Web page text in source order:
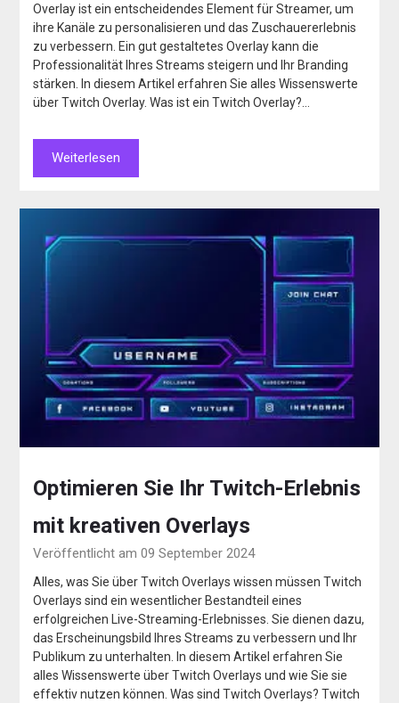
Overlay ist ein entscheidendes Element für Streamer, um
ihre Kanäle zu personalisieren und das Zuschauererlebnis
zu verbessern. Ein gut gestaltetes Overlay kann die
Professionalität Ihres Streams steigern und Ihr Branding
stärken. In diesem Artikel erfahren Sie alles Wissenswerte
über Twitch Overlay. Was ist ein Twitch Overlay?…
Weiterlesen
Optimieren Sie Ihr Twitch-Erlebnis
mit kreativen Overlays
Veröffentlicht am 09 September 2024
Alles, was Sie über Twitch Overlays wissen müssen Twitch
Overlays sind ein wesentlicher Bestandteil eines
erfolgreichen Live-Streaming-Erlebnisses. Sie dienen dazu,
das Erscheinungsbild Ihres Streams zu verbessern und Ihr
Publikum zu unterhalten. In diesem Artikel erfahren Sie
alles Wissenswerte über Twitch Overlays und wie Sie sie
effektiv nutzen können. Was sind Twitch Overlays? Twitch